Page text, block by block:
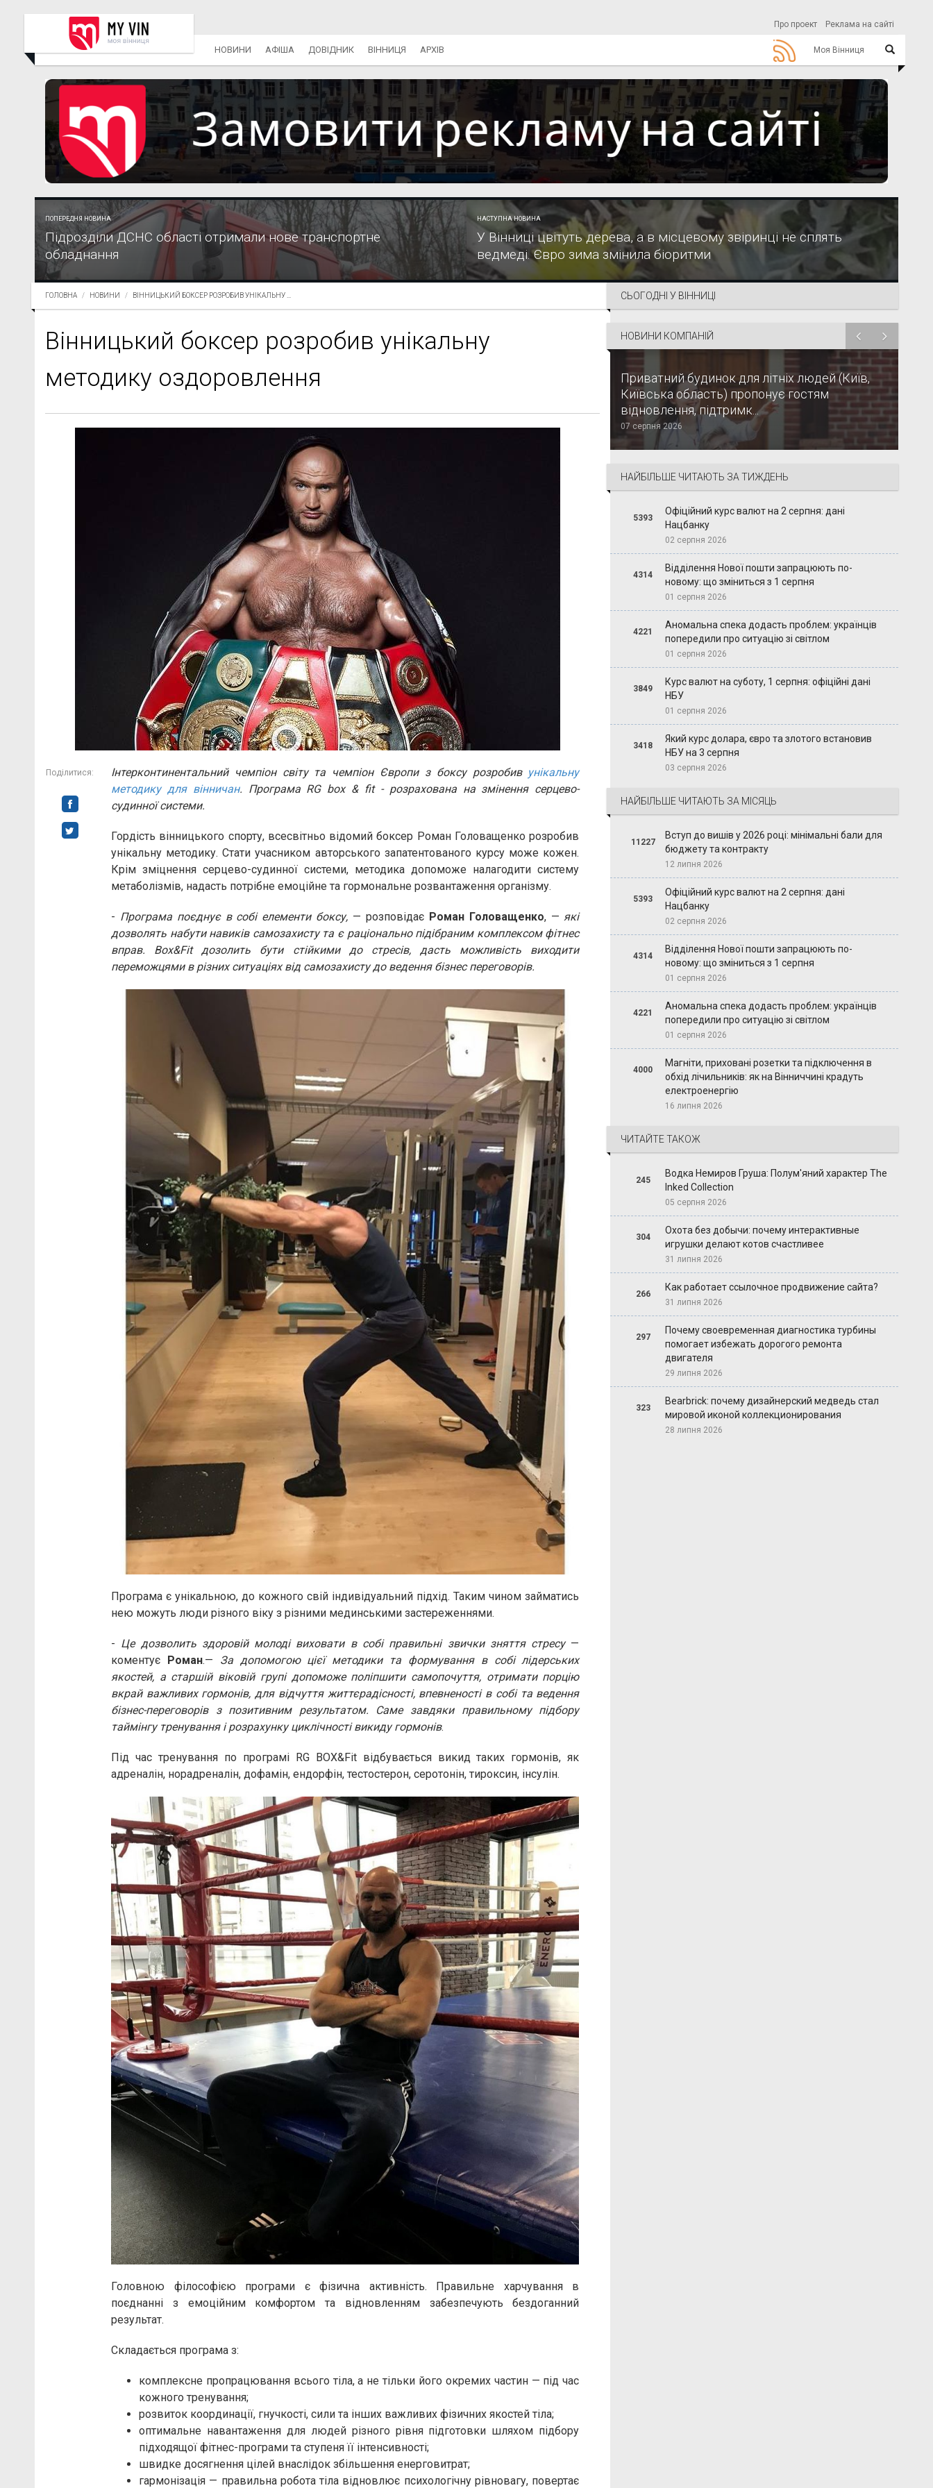
Про проект Реклама на сайті
Моя Вінниця
НОВИНИ АФІША ДОВІДНИК ВІННИЦЯ АРХІВ
ПОПЕРЕДНЯ НОВИНА
Підрозділи ДСНС області отримали нове транспортне
обладнання
НАСТУПНА НОВИНА
У Вінниці цвітуть дерева, а в місцевому звіринці не сплять
ведмеді. Євро зима змінила біоритми
ГОЛОВНА НОВИНИ ВІННИЦЬКИЙ БОКСЕР РОЗРОБИВ УНІКАЛЬНУ ...
Вінницький боксер розробив унікальну
методику оздоровлення
Поділитися: Інтерконтинентальний чемпіон світу та чемпіон Європи з боксу розробив унікальну
методику для вінничан. Програма RG box & fit - розрахована на змінення серцево-
судинної системи.
Гордість вінницького спорту, всесвітньо відомий боксер Роман Головащенко розробив
унікальну методику. Стати учасником авторського запатентованого курсу може кожен.
Крім зміцнення серцево-судинної системи, методика допоможе налагодити систему
метаболізмів, надасть потрібне емоційне та гормональне розвантаження організму.
- Програма поєднує в собі елементи боксу, — розповідає Роман Головащенко, —які
дозволять набути навиків самозахисту та є раціонально підібраним комплексом фітнес
вправ. Box&Fit дозолить бути стійкими до стресів, дасть можливість виходити
переможцями в різних ситуаціях від самозахисту до ведення бізнес переговорів.
Програма є унікальною, до кожного свій індивідуальний підхід. Таким чином займатись
нею можуть люди різного віку з різними мединськими застереженнями.
- Це дозволить здоровій молоді виховати в собі правильні звички зняття стресу —
коментує Роман.— За допомогою цієї методики та формування в собі лідерських
якостей, а старшій віковій групі допоможе поліпшити самопочуття, отримати порцію
вкрай важливих гормонів, для відчуття життєрадісності, впевненості в собі та ведення
бізнес-переговорів з позитивним результатом. Саме завдяки правильному підбору
таймінгу тренування і розрахунку циклічності викиду гормонів.
Під час тренування по програмі RG BOX&Fit відбувається викид таких гормонів, як
адреналін, норадреналін, дофамін, ендорфін, тестостерон, серотонін, тироксин, інсулін.
Головною філософією програми є фізична активність. Правильне харчування в
поєднанні з емоційним комфортом та відновленням забезпечують бездоганний
результат.
Складається програма з:
комплексне пропрацювання всього тіла, а не тільки його окремих частин — під час
кожного тренування;
розвиток координації, гнучкості, сили та інших важливих фізичних якостей тіла;
оптимальне навантаження для людей різного рівня підготовки шляхом підбору
підходящої фітнес-програми та ступеня її інтенсивності;
швидке досягнення цілей внаслідок збільшення енерговитрат;
гармонізація — правильна робота тіла відновлює психологічну рівновагу, повертає
СЬОГОДНІ У ВІННИЦІ
НОВИНИ КОМПАНІЙ
Приватний будинок для літніх людей (Київ,
Київська область) пропонує гостям
відновлення, підтримк...
07 серпня 2026
НАЙБІЛЬШЕ ЧИТАЮТЬ ЗА ТИЖДЕНЬ
5393
Офіційний курс валют на 2 серпня: дані
Нацбанку
02 серпня 2026
4314
Відділення Нової пошти запрацюють по-
новому: що зміниться з 1 серпня
01 серпня 2026
4221
Аномальна спека додасть проблем: українців
попередили про ситуацію зі світлом
01 серпня 2026
3849
Курс валют на суботу, 1 серпня: офіційні дані
НБУ
01 серпня 2026
3418
Який курс долара, євро та злотого встановив
НБУ на 3 серпня
03 серпня 2026
НАЙБІЛЬШЕ ЧИТАЮТЬ ЗА МІСЯЦЬ
11227
Вступ до вишів у 2026 році: мінімальні бали для
бюджету та контракту
12 липня 2026
5393
Офіційний курс валют на 2 серпня: дані
Нацбанку
02 серпня 2026
4314
Відділення Нової пошти запрацюють по-
новому: що зміниться з 1 серпня
01 серпня 2026
4221
Аномальна спека додасть проблем: українців
попередили про ситуацію зі світлом
01 серпня 2026
4000
Магніти, приховані розетки та підключення в
обхід лічильників: як на Вінниччині крадуть
електроенергію
16 липня 2026
ЧИТАЙТЕ ТАКОЖ
245
Водка Немиров Груша: Полум'яний характер The
Inked Collection
05 серпня 2026
304
Охота без добычи: почему интерактивные
игрушки делают котов счастливее
31 липня 2026
266
Как работает ссылочное продвижение сайта?
31 липня 2026
297
Почему своевременная диагностика турбины
помогает избежать дорогого ремонта
двигателя
29 липня 2026
323
Bearbrick: почему дизайнерский медведь стал
мировой иконой коллекционирования
28 липня 2026